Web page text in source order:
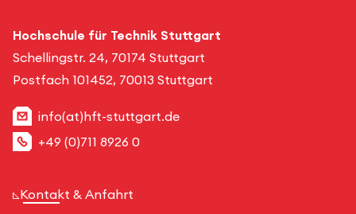
Hochschule für Technik Stuttgart
Schellingstr. 24, 70174 Stuttgart
Postfach 101452, 70013 Stuttgart
info(at)hft-stuttgart.de
+49 (0)711 8926 0
Kontakt & Anfahrt